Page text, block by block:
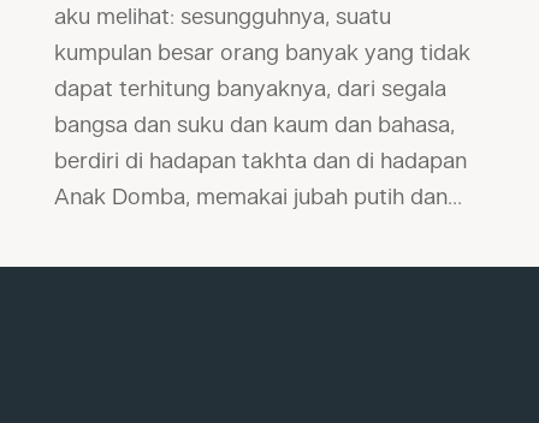
aku melihat: sesungguhnya, suatu
kumpulan besar orang banyak yang tidak
dapat terhitung banyaknya, dari segala
bangsa dan suku dan kaum dan bahasa,
berdiri di hadapan takhta dan di hadapan
Anak Domba, memakai jubah putih dan...